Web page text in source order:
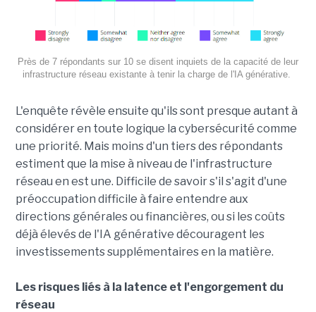
Près de 7 répondants sur 10 se disent inquiets de la capacité de leur
infrastructure réseau existante à tenir la charge de l'IA générative.
L'enquête révèle ensuite qu'ils sont presque autant à
considérer en toute logique la cybersécurité comme
une priorité. Mais moins d'un tiers des répondants
estiment que la mise à niveau de l'infrastructure
réseau en est une. Difficile de savoir s'il s'agit d'une
préoccupation difficile à faire entendre aux
directions générales ou financières, ou si les coûts
déjà élevés de l'IA générative découragent les
investissements supplémentaires en la matière.
Les risques liés à la latence et l'engorgement du
réseau